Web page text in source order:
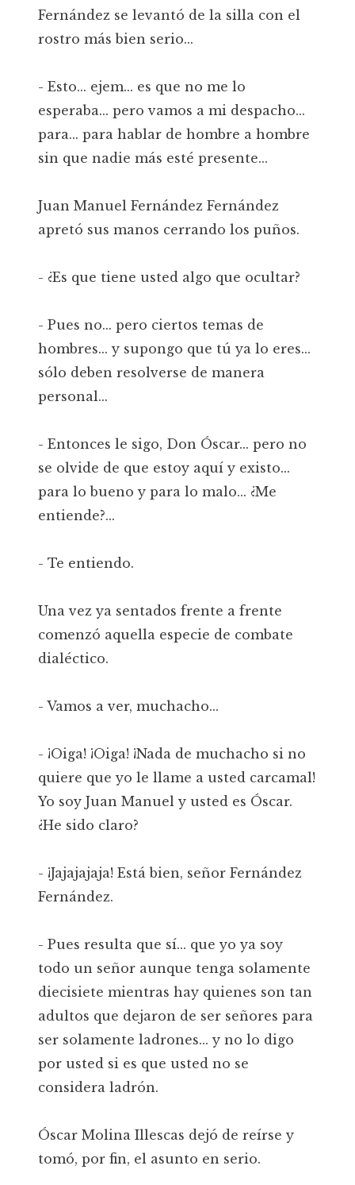
Fernández se levantó de la silla con el
rostro más bien serio...
- Esto... ejem... es que no me lo
esperaba... pero vamos a mi despacho...
para... para hablar de hombre a hombre
sin que nadie más esté presente...
Juan Manuel Fernández Fernández
apretó sus manos cerrando los puños.
- ¿Es que tiene usted algo que ocultar?
- Pues no... pero ciertos temas de
hombres... y supongo que tú ya lo eres...
sólo deben resolverse de manera
personal...
- Entonces le sigo, Don Óscar... pero no
se olvide de que estoy aquí y existo...
para lo bueno y para lo malo... ¿Me
entiende?...
- Te entiendo.
Una vez ya sentados frente a frente
comenzó aquella especie de combate
dialéctico.
- Vamos a ver, muchacho...
- ¡Oiga! ¡Oiga! ¡Nada de muchacho si no
quiere que yo le llame a usted carcamal!
Yo soy Juan Manuel y usted es Óscar.
¿He sido claro?
- ¡Jajajajaja! Está bien, señor Fernández
Fernández.
- Pues resulta que sí... que yo ya soy
todo un señor aunque tenga solamente
diecisiete mientras hay quienes son tan
adultos que dejaron de ser señores para
ser solamente ladrones... y no lo digo
por usted si es que usted no se
considera ladrón.
Óscar Molina Illescas dejó de reírse y
tomó, por fin, el asunto en serio.